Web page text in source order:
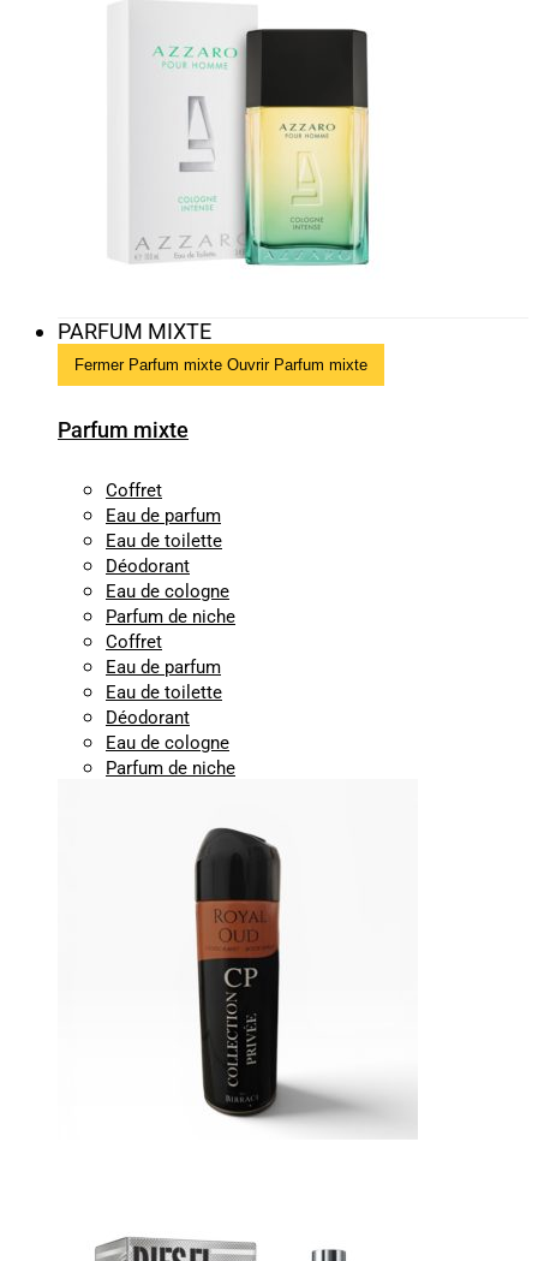
PARFUM MIXTE
Fermer Parfum mixte Ouvrir Parfum mixte
Parfum mixte
Coffret
Eau de parfum
Eau de toilette
Déodorant
Eau de cologne
Parfum de niche
Coffret
Eau de parfum
Eau de toilette
Déodorant
Eau de cologne
Parfum de niche